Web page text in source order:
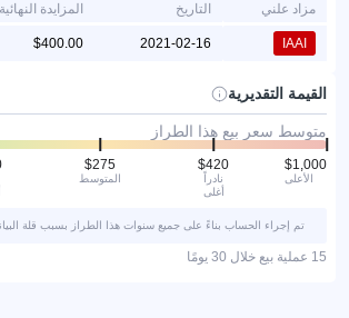
مزاد علني التاريخ المزايدة النهائية
IAAI
2021-02-16
القيمة التقديرية
متوسط سعر بيع هذا الطراز
المتوسط
نادراً
أغلى
الأعلى
تم إجراء الحساب بناءً على جميع سنوات هذا الطراز بسبب قلة
15 عملية بيع خلال 30 يومًا